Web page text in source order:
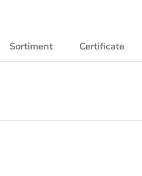
Sortiment Certificate